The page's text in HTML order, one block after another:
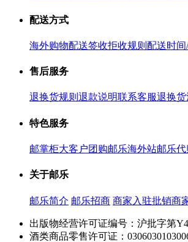
配送方式
海外购物配送签收拒收规则 配送时
售后服务
退换货规则 退款说明联系客服退换货
特色服务
邮掌柜大客户团购邮乐海外站邮乐代
关于邮乐
邮乐简介 邮乐招商 商家入驻批销商
出版物经营许可证编号：沪批字第
酒类商品零售许可证：